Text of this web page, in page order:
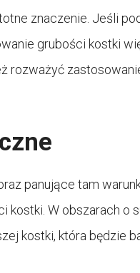
znaczenie. Jeśli
grubości kostki
rozważyć
panujące tam
kostki. W obszarach o
kostki, która będzie